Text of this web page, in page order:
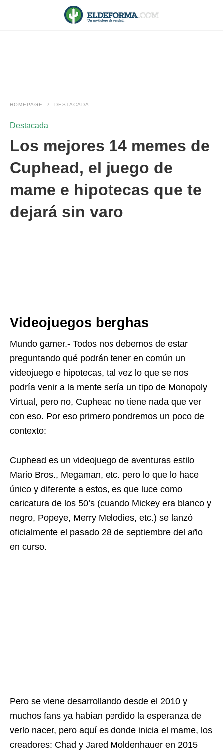
HOMEPAGE DESTACADA
Destacada
Los mejores 14 memes de
Cuphead, el juego de
mame e hipotecas que te
dejará sin varo
Videojuegos berghas
Mundo gamer.- Todos nos debemos de estar
preguntando qué podrán tener en común un
videojuego e hipotecas, tal vez lo que se nos
podría venir a la mente sería un tipo de Monopoly
Virtual, pero no, Cuphead no tiene nada que ver
con eso. Por eso primero pondremos un poco de
contexto:
Cuphead es un videojuego de aventuras estilo
Mario Bros., Megaman, etc. pero lo que lo hace
único y diferente a estos, es que luce como
caricatura de los 50’s (cuando Mickey era blanco y
negro, Popeye, Merry Melodies, etc.) se lanzó
oficialmente el pasado 28 de septiembre del año
en curso.
Pero se viene desarrollando desde el 2010 y
muchos fans ya habían perdido la esperanza de
verlo nacer, pero aquí es donde inicia el mame, los
creadores: Chad y Jared Moldenhauer en 2015